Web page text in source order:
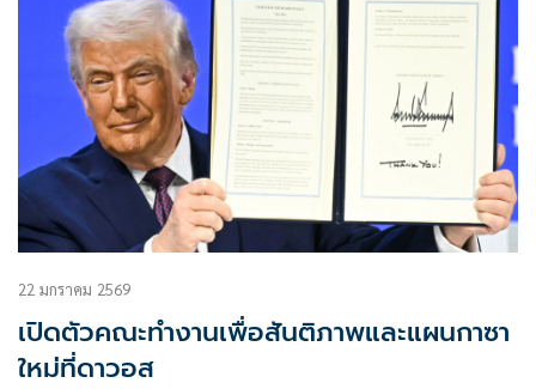
22 มกราคม 2569
เปิดตัวคณะทำงานเพื่อสันติภาพและแผนกาซา
ใหม่ที่ดาวอส